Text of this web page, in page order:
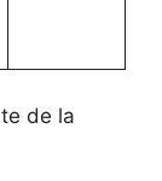
de la